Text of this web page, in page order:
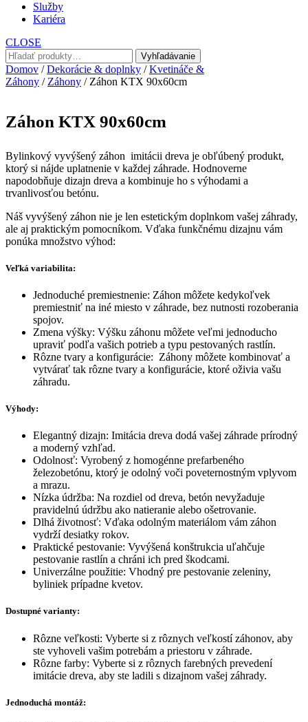
Služby
Kariéra
CLOSE
Hľadať:
Vyhľadávanie
Domov /Dekorácie & doplnky /Kvetináče &
Záhony / Záhony / Záhon KTX 90x60cm
Záhon KTX 90x60cm
Bylinkový vyvýšený záhon imitácii dreva je obľúbený produkt,
ktorý si nájde uplatnenie v každej záhrade. Hodnoverne
napodobňuje dizajn dreva a kombinuje ho s výhodami a
trvanlivosťou betónu.
Náš vyvýšený záhon nie je len estetickým doplnkom vašej záhrady,
ale aj praktickým pomocníkom. Vďaka funkčnému dizajnu vám
ponúka množstvo výhod:
Veľká variabilita:
Jednoduché premiestnenie: Záhon môžete kedykoľvek
premiestniť na iné miesto v záhrade, bez nutnosti rozoberania
spojov.
Zmena výšky: Výšku záhonu môžete veľmi jednoducho
upraviť podľa vašich potrieb a typu pestovaných rastlín.
Rôzne tvary a konfigurácie: Záhony môžete kombinovať a
vytvárať tak rôzne tvary a konfigurácie, ktoré oživia vašu
záhradu.
Výhody:
Elegantný dizajn: Imitácia dreva dodá vašej záhrade prírodný
a moderný vzhľad.
Odolnosť: Vyrobený z homogénne prefarbeného
železobetónu, ktorý je odolný voči poveternostným vplyvom
a mrazu.
Nízka údržba: Na rozdiel od dreva, betón nevyžaduje
pravidelnú údržbu ako natieranie alebo ošetrovanie.
Dlhá životnosť: Vďaka odolným materiálom vám záhon
vydrží desiatky rokov.
Praktické pestovanie: Vyvýšená konštrukcia uľahčuje
pestovanie rastlín a chráni ich pred škodcami.
Univerzálne použitie: Vhodný pre pestovanie zeleniny,
byliniek prípadne kvetov.
Dostupné varianty:
Rôzne veľkosti: Vyberte si z rôznych veľkostí záhonov, aby
ste vyhoveli vašim potrebám a priestoru v záhrade.
Rôzne farby: Vyberte si z rôznych farebných prevedení
imitácie dreva, aby ste ladili s dizajnom vašej záhrady.
Jednoduchá montáž: